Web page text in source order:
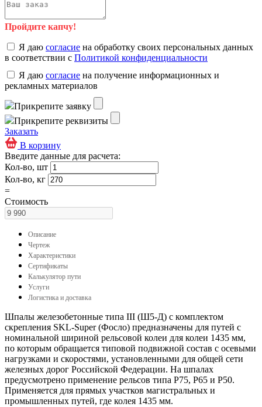
Пройдите капчу!
Я даю согласие на обработку своих персональных данных
в соответствии с Политикой конфиденциальности
Я даю согласие на получение информационных и
рекламных материалов
Прикрепите заявку
Прикрепите реквизиты
Заказать
В корзину
Введите данные для расчета:
Кол-во, шт
Кол-во, кг
=
Стоимость
Описание
Чертеж
Характеристики
Сертификаты
Калькулятор пути
Услуги
Логистика и доставка
Шпалы железобетонные типа ІІІ (Ш5-Д) с комплектом
скрепления SKL-Super (Фосло) предназначены для путей с
номинальной шириной рельсовой колеи для колеи 1435 мм,
по которым обращается типовой подвижной состав с осевыми
нагрузками и скоростями, установленными для общей сети
железных дорог Российской Федерации. На шпалах
предусмотрено применение рельсов типа Р75, Р65 и Р50.
Применяется для прямых участков магистральных и
промышленных путей, где колея 1435 мм.